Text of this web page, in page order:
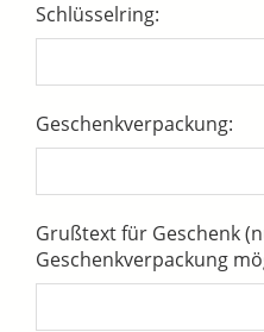
Schlüsselring:
Geschenkverpackung:
Grußtext für Geschenk
Geschenkverpackung